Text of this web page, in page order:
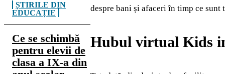
ȘTIRILE DIN
EDUCAȚIE
Ce se schimbă
pentru elevii de
clasa a IX-a din
despre bani și afaceriîn timp ce sunt
Hubul virtual Kids